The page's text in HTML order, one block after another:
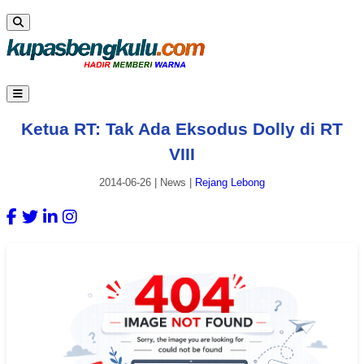
Ketua RT: Tak Ada Eksodus Dolly di RT
VIII
2014-06-26 News Rejang Lebong